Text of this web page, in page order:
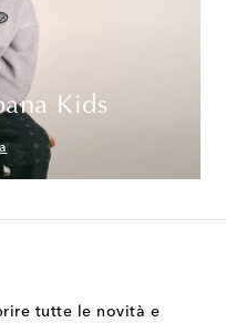
Kids
tutte le novità e